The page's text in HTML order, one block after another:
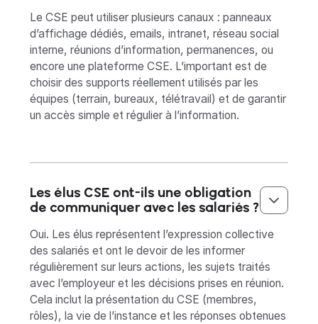
Le CSE peut utiliser plusieurs canaux : panneaux
d’affichage dédiés, emails, intranet, réseau social
interne, réunions d’information, permanences, ou
encore une plateforme CSE. L’important est de
choisir des supports réellement utilisés par les
équipes (terrain, bureaux, télétravail) et de garantir
un accès simple et régulier à l’information.
Les élus CSE ont-ils une obligation
de communiquer avec les salariés ?‍
Oui. Les élus représentent l’expression collective
des salariés et ont le devoir de les informer
régulièrement sur leurs actions, les sujets traités
avec l’employeur et les décisions prises en réunion.
Cela inclut la présentation du CSE (membres,
rôles), la vie de l’instance et les réponses obtenues